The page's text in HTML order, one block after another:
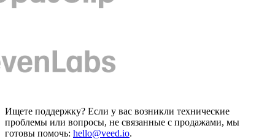
Ищете поддержку? Если у вас возникли технические
проблемы или вопросы, не связанные с продажами, мы
готовы помочь: hello@veed.io.